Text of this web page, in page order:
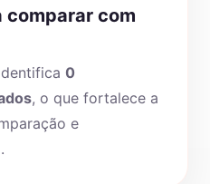
comparar com
0
, o que fortalece a
e